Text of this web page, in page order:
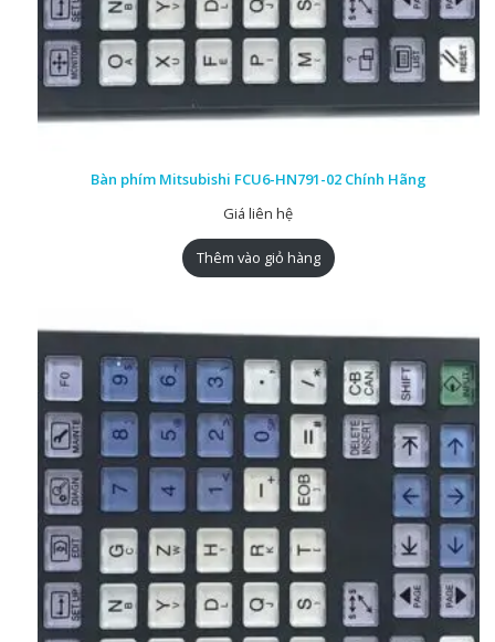
Bàn phím Mitsubishi FCU6-HN791-02 Chính Hãng
Giá liên hệ
Thêm vào giỏ hàng